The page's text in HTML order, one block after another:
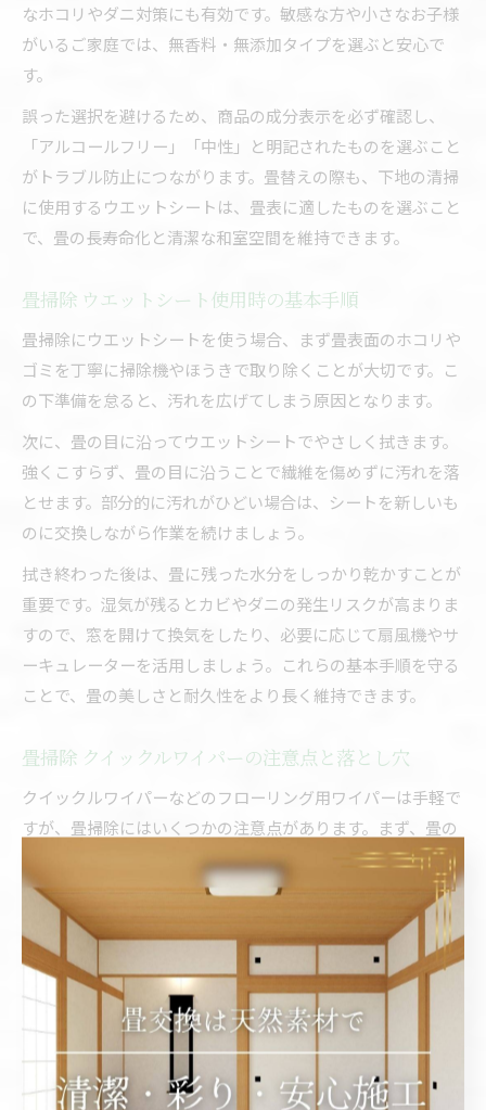
なホコリやダニ対策にも有効です。敏感な方や小さなお子様
がいるご家庭では、無香料・無添加タイプを選ぶと安心で
す。
誤った選択を避けるため、商品の成分表示を必ず確認し、
「アルコールフリー」「中性」と明記されたものを選ぶこと
がトラブル防止につながります。畳替えの際も、下地の清掃
に使用するウエットシートは、畳表に適したものを選ぶこと
で、畳の長寿命化と清潔な和室空間を維持できます。
畳掃除 ウエットシート使用時の基本手順
畳掃除にウエットシートを使う場合、まず畳表面のホコリや
ゴミを丁寧に掃除機やほうきで取り除くことが大切です。こ
の下準備を怠ると、汚れを広げてしまう原因となります。
次に、畳の目に沿ってウエットシートでやさしく拭きます。
強くこすらず、畳の目に沿うことで繊維を傷めずに汚れを落
とせます。部分的に汚れがひどい場合は、シートを新しいも
のに交換しながら作業を続けましょう。
拭き終わった後は、畳に残った水分をしっかり乾かすことが
重要です。湿気が残るとカビやダニの発生リスクが高まりま
すので、窓を開けて換気をしたり、必要に応じて扇風機やサ
ーキュレーターを活用しましょう。これらの基本手順を守る
ことで、畳の美しさと耐久性をより長く維持できます。
畳掃除 クイックルワイパーの注意点と落とし穴
クイックルワイパーなどのフローリング用ワイパーは手軽で
すが、畳掃除にはいくつかの注意点があります。まず、畳の
目に対して横方向に動かすと、繊維を傷めたり、表面の毛羽
立ちを招くことがあります。
また、ワイパー用のウエットシートにはアルコールや界面活
性剤が強く含まれる商品もあるため、畳専用または中性タイ
プのシートを選ぶことが必須です。誤ったシートを使うと、
畳の変色や劣化、さらには畳替えの頻度が早まる原因となり
ます。
さらに、ワイパーの力を入れすぎると畳表を傷つけやすく、